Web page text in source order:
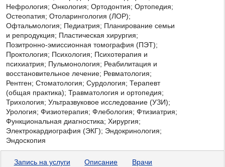
Нефрология; Онкология; Ортодонтия; Ортопедия;
Остеопатия; Отоларингология (ЛОР);
Офтальмология; Педиатрия; Планирование семьи
и репродукция; Пластическая хирургия;
Позитронно-эмиссионная томография (ПЭТ);
Проктология; Психология; Психотерапия и
психиатрия; Пульмонология; Реабилитация и
восстановительное лечение; Ревматология;
Рентген; Стоматология; Сурдология; Терапевт
(общая практика); Травматология и ортопедия;
Трихология; Ультразвуковое исследование (УЗИ);
Урология; Физиотерапия; Флебология; Фтизиатрия;
Функциональная диагностика; Хирургия;
Электрокардиография (ЭКГ); Эндокринология;
Эндоскопия
Запись на услуги Описание Врачи